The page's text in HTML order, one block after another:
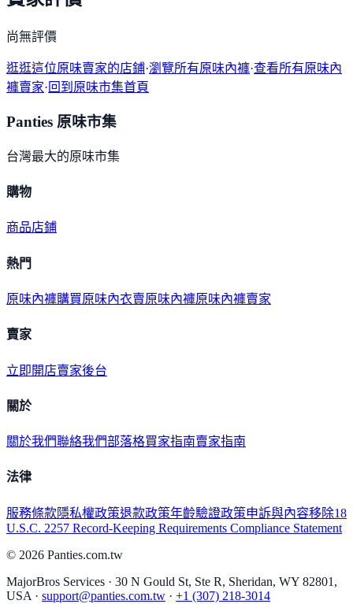
尚無評價
逛逛這位原味賣家的店鋪·瀏覽所有原味內褲·查看所有原味內
褲賣家·回到原味市集首頁
Panties 原味市集
台灣最大的原味市集
購物
商品店鋪
熱門
原味內褲購買原味內衣賣原味內褲原味內褲賣家
賣家
立即開店賣家後台
關於
關於我們聯絡我們部落格買家指南賣家指南
法律
服務條款隱私權政策退款政策年齡驗證政策申訴與內容移除18
U.S.C. 2257 Record-Keeping Requirements Compliance Statement
© 2026 Panties.com.tw
MajorBros Services · 30 N Gould St, Ste R, Sheridan, WY 82801,
USA · support@panties.com.tw · +1 (307) 218-3014